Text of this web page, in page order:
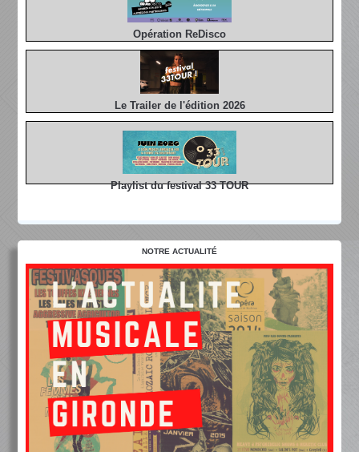
Opération ReDisco
Le Trailer de l'édition 2026
Playlist du festival 33 TOUR
NOTRE ACTUALITÉ